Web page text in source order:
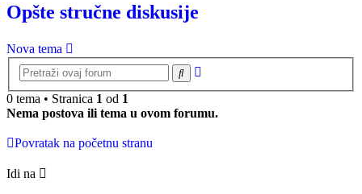
Opšte stručne diskusije
Nova tema
Pretraga
0 tema • Stranica 1 od 1
Nema postova ili tema u ovom forumu.
Povratak na početnu stranu
Idi na